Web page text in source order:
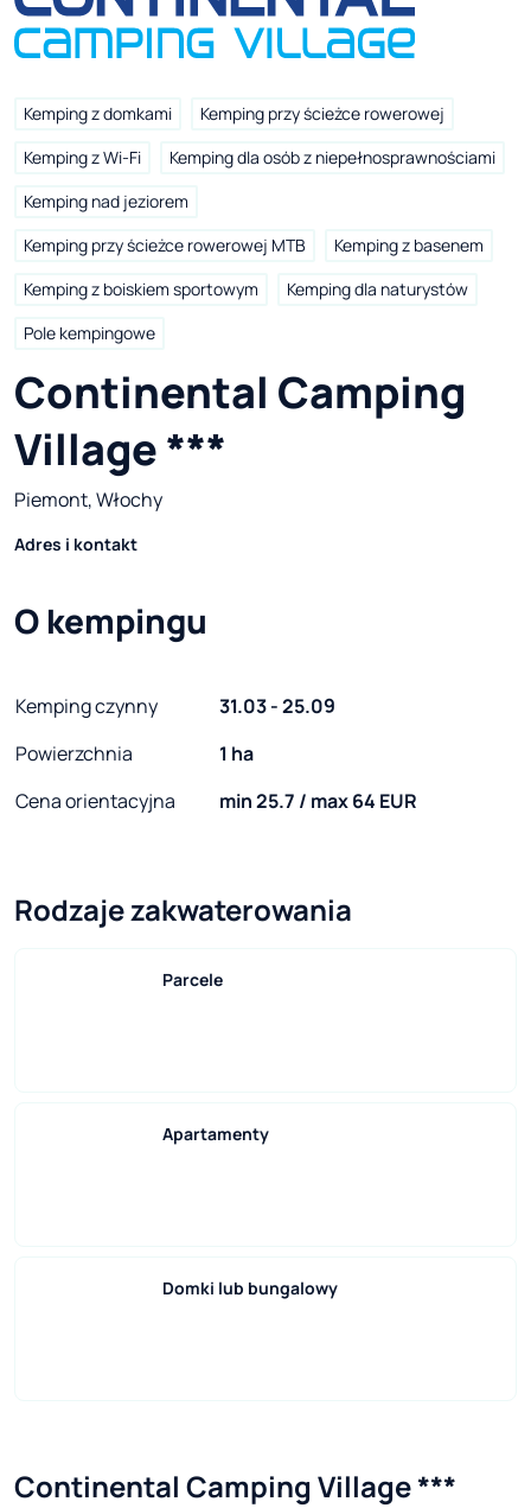
Kemping z domkami
Kemping przy ścieżce rowerowej
Kemping z Wi-Fi
Kemping dla osób z niepełnosprawnościami
Kemping nad jeziorem
Kemping przy ścieżce rowerowej MTB
Kemping z basenem
Kemping z boiskiem sportowym
Kemping dla naturystów
Pole kempingowe
Continental Camping
Village ***
Piemont, Włochy
Adres i kontakt
O kempingu
Kemping czynny
31.03 - 25.09
Powierzchnia
1 ha
Cena orientacyjna
min 25.7 / max 64 EUR
Rodzaje zakwaterowania
Parcele
Apartamenty
Domki lub bungalowy
Continental Camping Village ***